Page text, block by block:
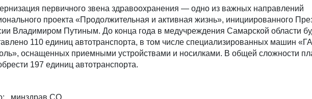
первичного звена здравоохранения — одно из важных направлений
проекта «Продолжительная и активная жизнь», инициированного
Владимиром Путиным. До конца года в медучреждения Самарской области
110 единиц автотранспорта, в том числе специализированных машин
оснащенных приемными устройствами и носилками. В общей сложности
197 единиц автотранспорта.
минздрав СО